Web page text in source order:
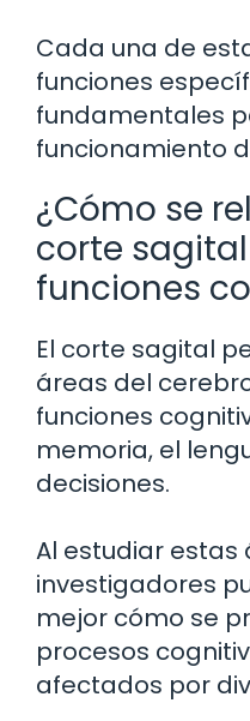
Cada una de
funciones
fundamentales
funcionamiento
¿Cómo se
corte
funciones
El corte sagital
áreas del
funciones
memoria, el
decisiones.
Al estudiar estas
investigadores
mejor cómo se
procesos
afectados por